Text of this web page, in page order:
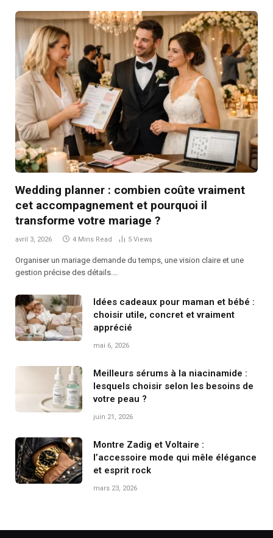
Wedding planner : combien coûte vraiment
cet accompagnement et pourquoi il
transforme votre mariage ?
avril 3, 2026 4 Mins Read 5 Views
Organiser un mariage demande du temps, une vision claire et une
gestion précise des détails.…
Idées cadeaux pour maman et bébé :
choisir utile, concret et vraiment
apprécié
mai 6, 2026
Meilleurs sérums à la niacinamide :
lesquels choisir selon les besoins de
votre peau ?
juin 21, 2026
Montre Zadig et Voltaire :
l’accessoire mode qui mêle élégance
et esprit rock
mars 23, 2026